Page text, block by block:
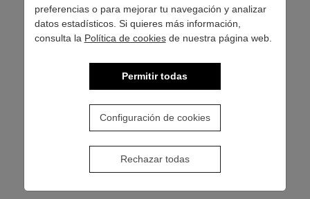
preferencias o para mejorar tu navegación y analizar
datos estadísticos. Si quieres más información,
consulta la Política de cookiesde nuestra página web.
Permitir todas
Configuración de cookies
Rechazar todas